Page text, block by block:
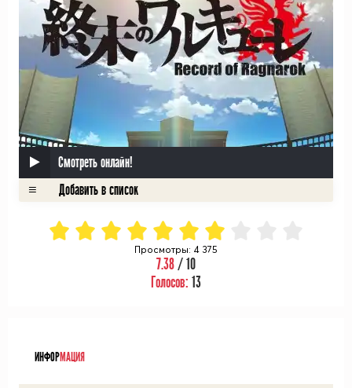
Смотреть онлайн!
Просмотры: 4 375
7.38/ 10
Голосов: 13
ИНФОРМАЦИЯ